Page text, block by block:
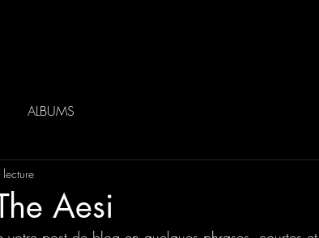
ALBUMS
Aesi